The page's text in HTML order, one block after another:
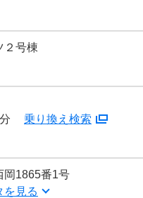
２号棟
乗り換え検索
岡1865番1号
を見る